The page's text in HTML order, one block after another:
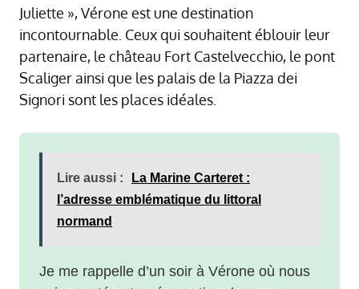
Juliette », Vérone est une destination
incontournable. Ceux qui souhaitent éblouir leur
partenaire, le château Fort Castelvecchio, le pont
Scaliger ainsi que les palais de la Piazza dei
Signori sont les places idéales.
Lire aussi :
La Marine Carteret :
l’adresse emblématique du littoral
normand
Je me rappelle d’un soir à Vérone où nous